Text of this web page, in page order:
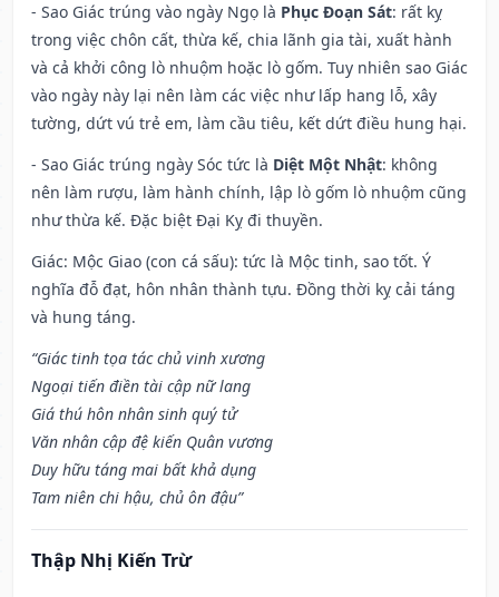
- Sao Giác trúng vào ngày Ngọ là Phục Đoạn Sát: rất kỵ
trong việc chôn cất, thừa kế, chia lãnh gia tài, xuất hành
và cả khởi công lò nhuộm hoặc lò gốm. Tuy nhiên sao Giác
vào ngày này lại nên làm các việc như lấp hang lỗ, xây
tường, dứt vú trẻ em, làm cầu tiêu, kết dứt điều hung hại.
- Sao Giác trúng ngày Sóc tức là Diệt Một Nhật: không
nên làm rượu, làm hành chính, lập lò gốm lò nhuộm cũng
như thừa kế. Đặc biệt Đại Kỵ đi thuyền.
Giác: Mộc Giao (con cá sấu): tức là Mộc tinh, sao tốt. Ý
nghĩa đỗ đạt, hôn nhân thành tựu. Đồng thời kỵ cải táng
và hung táng.
“Giác tinh tọa tác chủ vinh xương
Ngoại tiến điền tài cập nữ lang
Giá thú hôn nhân sinh quý tử
Văn nhân cập đệ kiến Quân vương
Duy hữu táng mai bất khả dụng
Tam niên chi hậu, chủ ôn đậu”
Thập Nhị Kiến Trừ